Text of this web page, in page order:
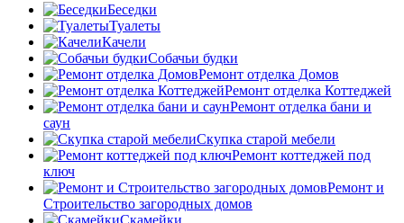
Беседки
Туалеты
Качели
Собачьи будки
Ремонт отделка Домов
Ремонт отделка Коттеджей
Ремонт отделка бани и
саун
Скупка старой мебели
Ремонт коттеджей под
ключ
Ремонт и
Строительство загородных домов
Скамейки